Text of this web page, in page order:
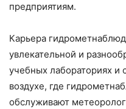
предприятиям.
Карьера
увлекательной и
учебных лабораториях и
воздухе, где
обслуживают